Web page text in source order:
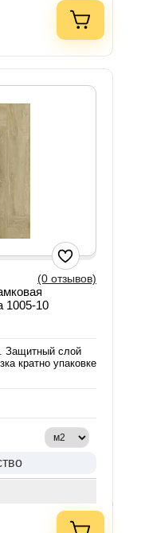
(0 отзывов)
1005-10
Защитный слой
кратно упаковке